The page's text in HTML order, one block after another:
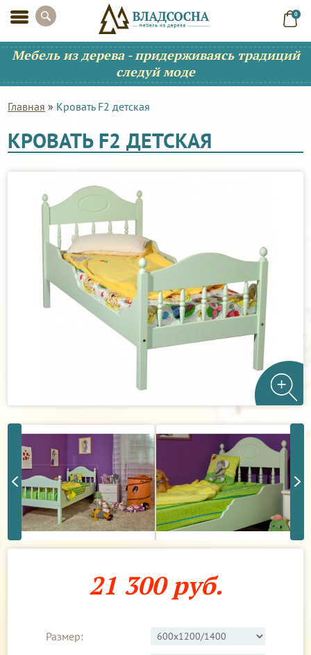
0
Мебель из дерева - придерживаясь традиций
следуй моде
Главная » Кровать F2 детская
КРОВАТЬ F2 ДЕТСКАЯ
21 300 руб.
Размер: